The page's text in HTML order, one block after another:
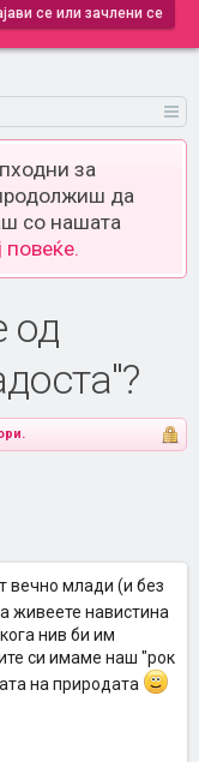
се или зачлени се
за
да
со нашата
повеќе.
од
вечно млади (и без
живеете навистина
нив би им
си имаме наш "рок
на природата